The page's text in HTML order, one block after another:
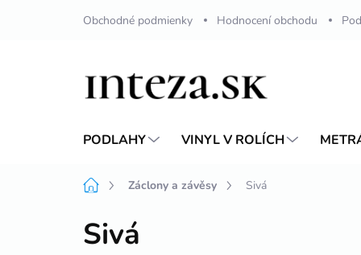
Obchodné podmienky Hodnocení obchodu
PODLAHY VINYL V ROLÍCH
DomůZáclony a závěsy Sivá
Sivá